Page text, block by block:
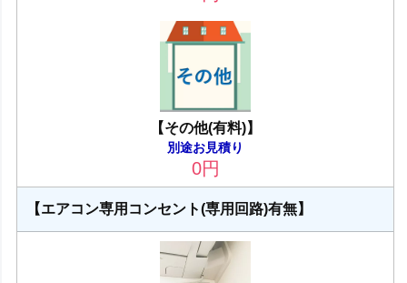
【その他(有料)】
別途お見積り
0円
【エアコン専用コンセント(専用回路)有無】